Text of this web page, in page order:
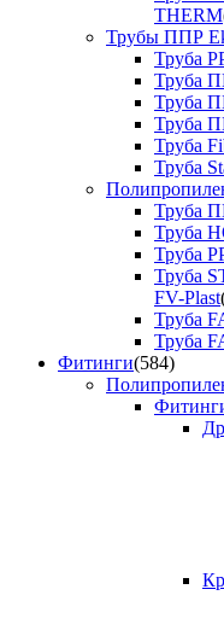
THERM
Трубы ППР
Труба
Труба
Труба
Труба
Труба
Труба
Труба
Труба
Труба
Труба
FV-Plast
Труба
Труба
Фитинги(584)